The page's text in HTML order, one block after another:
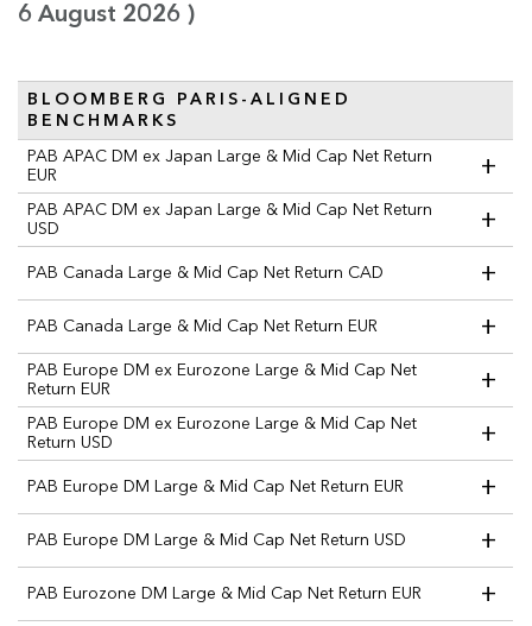
6 August 2026 )
BLOOMBERG PARIS-ALIGNED
BENCHMARKS
PAB APAC DM ex Japan Large & Mid Cap Net Return
EUR
+
PAB APAC DM ex Japan Large & Mid Cap Net Return
USD
+
PAB Canada Large & Mid Cap Net Return CAD +
PAB Canada Large & Mid Cap Net Return EUR +
PAB Europe DM ex Eurozone Large & Mid Cap Net
Return EUR
+
PAB Europe DM ex Eurozone Large & Mid Cap Net
Return USD
+
PAB Europe DM Large & Mid Cap Net Return EUR +
PAB Europe DM Large & Mid Cap Net Return USD +
PAB Eurozone DM Large & Mid Cap Net Return EUR +